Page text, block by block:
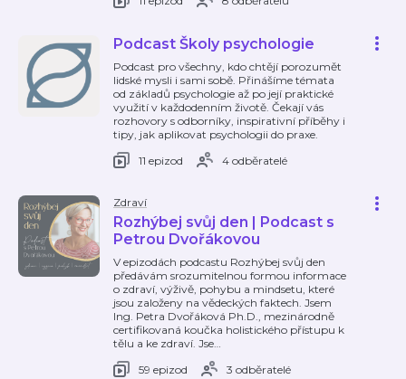
Podcast Školy psychologie
Podcast pro všechny, kdo chtějí porozumět
lidské mysli i sami sobě. Přinášíme témata
od základů psychologie až po její praktické
využití v každodenním životě. Čekají vás
rozhovory s odborníky, inspirativní příběhy i
tipy, jak aplikovat psychologii do praxe.
11 epizod
4 odběratelé
Zdraví
Rozhýbej svůj den | Podcast s
Petrou Dvořákovou
V epizodách podcastu Rozhýbej svůj den
předávám srozumitelnou formou informace
o zdraví, výživě, pohybu a mindsetu, které
jsou založeny na vědeckých faktech. Jsem
Ing. Petra Dvořáková Ph.D., mezinárodně
certifikovaná koučka holistického přístupu k
tělu a ke zdraví. Jse…
59 epizod
3 odběratelé